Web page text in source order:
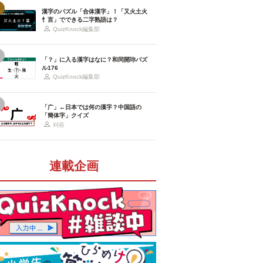
漢字のパズル「合体漢字」！「又火土火
忄言」でできる二字熟語は？
QuizKnock編集部
「？」に入る漢字はなに？和同開珎パズ
ル176
QuizKnock編集部
「广」←日本では何の漢字？中国語の
「簡体字」クイズ
刈谷
連載企画